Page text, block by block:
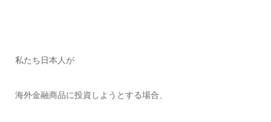
私たち日本人が
海外金融商品に投資しようとする場合、